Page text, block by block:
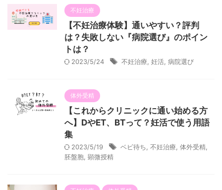
不妊治療
【不妊治療体験】通いやすい？評判
は？失敗しない『病院選び』のポイン
トは？
2023/5/24 不妊治療 妊活 病院選び
体外受精
【これからクリニックに通い始める方
へ】DやET、BTって？妊活で使う用語
集
2023/5/19 ベビ待ち 不妊治療 体外受精
胚盤胞 顕微授精